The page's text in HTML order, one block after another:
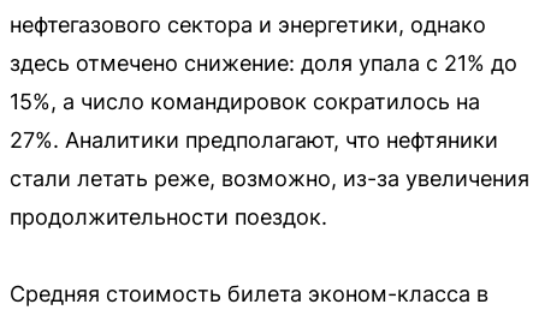
нефтегазового сектора и энергетики, однако
здесь отмечено снижение: доля упала с 21% до
15%, а число командировок сократилось на
27%. Аналитики предполагают, что нефтяники
стали летать реже, возможно, из-за увеличения
продолжительности поездок.
Средняя стоимость билета эконом-класса в